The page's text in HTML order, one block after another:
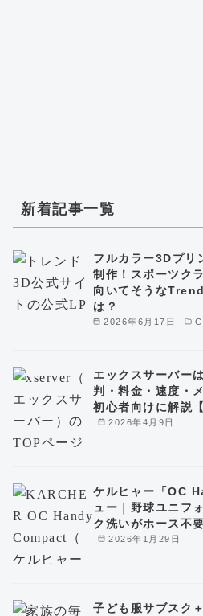
新着記事一覧
2026年6月17日
フルカラー3Dプリ
制作！スポーツク
向いてそうな
は？
2026年4月9日
エックスサーバー
判・料金・速度・
初心者向けに解説【
2026年1月29日
ケルヒャー「OC
ュー｜野球ユニフ
ク洗いがホース不
子ども服サブスク